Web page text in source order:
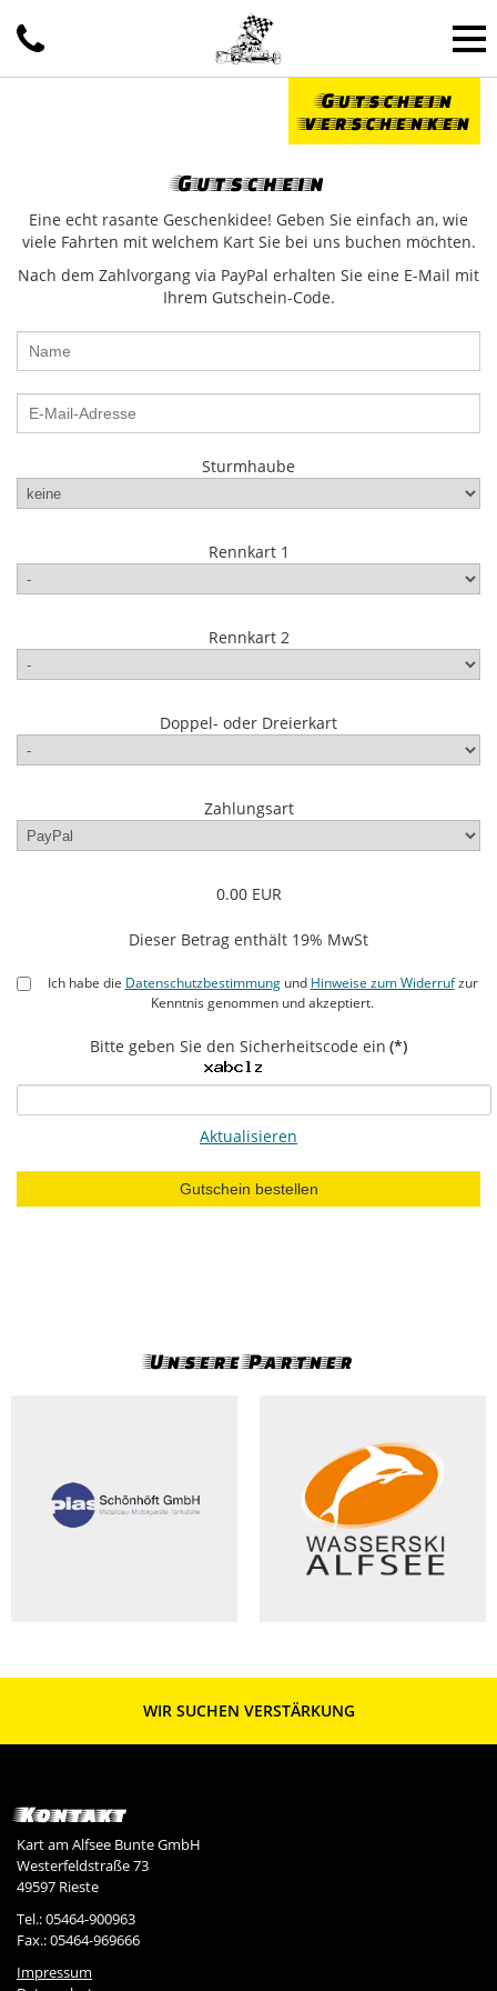
Gutschein
verschenken
Gutschein
Eine echt rasante Geschenkidee! Geben Sie einfach an, wie
viele Fahrten mit welchem Kart Sie bei uns buchen möchten.
Nach dem Zahlvorgang via PayPal erhalten Sie eine E-Mail mit
Ihrem Gutschein-Code.
Sturmhaube
Rennkart 1
Rennkart 2
Doppel- oder Dreierkart
Zahlungsart
0.00 EUR
Dieser Betrag enthält 19% MwSt
Ich habe die Datenschutzbestimmungund Hinweise zum Widerrufzur
Kenntnis genommen und akzeptiert.
Bitte geben Sie den Sicherheitscode ein (*)
Aktualisieren
Gutschein bestellen
Unsere Partner
WIR SUCHEN VERSTÄRKUNG
Kontakt
Kart am Alfsee Bunte GmbH
Westerfeldstraße 73
49597 Rieste
Tel.: 05464-900963
Fax.: 05464-969666
Impressum